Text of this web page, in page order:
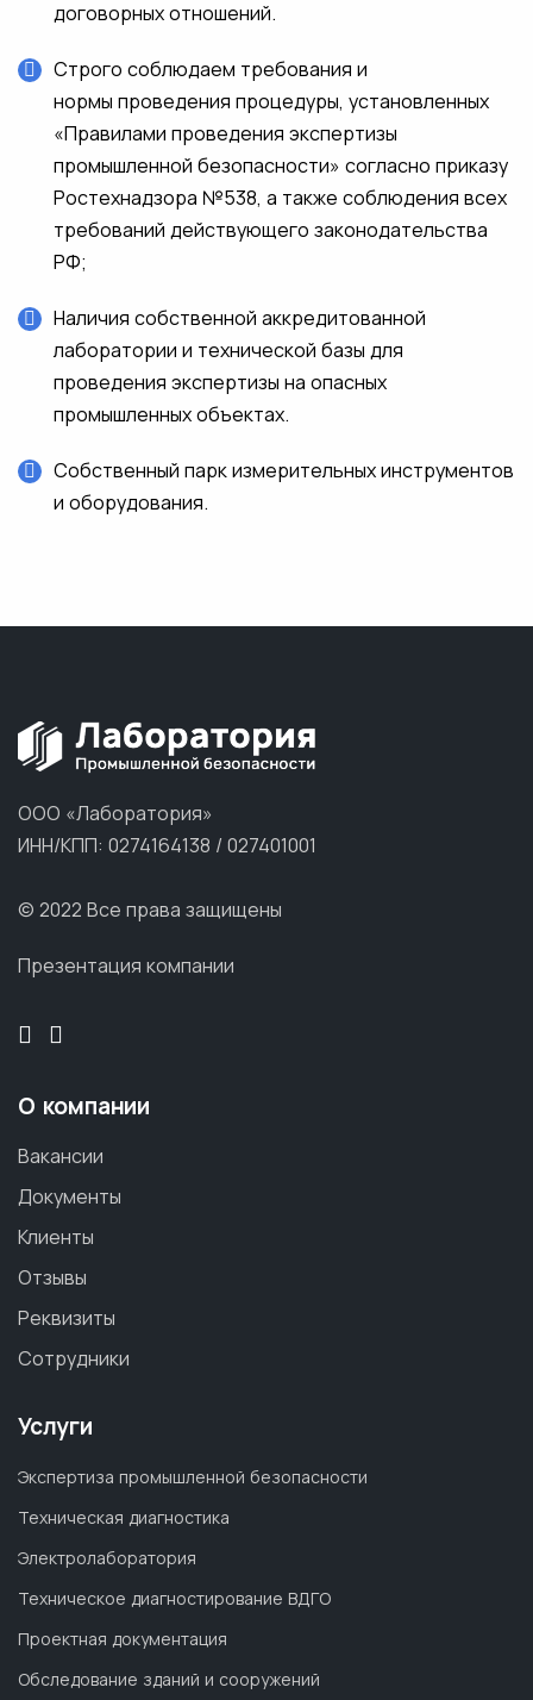
договорных отношений.
Строго соблюдаем требования и
нормы проведения процедуры, установленных
«Правилами проведения экспертизы
промышленной безопасности» согласно приказу
Ростехнадзора №538, а также соблюдения всех
требований действующего законодательства
РФ;
Наличия собственной аккредитованной
лаборатории и технической базы для
проведения экспертизы на опасных
промышленных объектах.
Собственный парк измерительных инструментов
и оборудования.
ООО «Лаборатория»
ИНН/КПП: 0274164138 / 027401001
© 2022 Все права защищены
Презентация компании
О компании
Вакансии
Документы
Клиенты
Отзывы
Реквизиты
Сотрудники
Услуги
Экспертиза промышленной безопасности
Техническая диагностика
Электролаборатория
Техническое диагностирование ВДГО
Проектная документация
Обследование зданий и сооружений